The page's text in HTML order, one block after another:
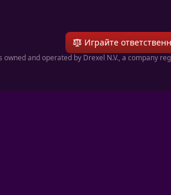
Играйте
owned and operated by Drexel N.V., a company